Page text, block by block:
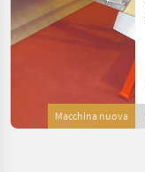
Macchina nuova